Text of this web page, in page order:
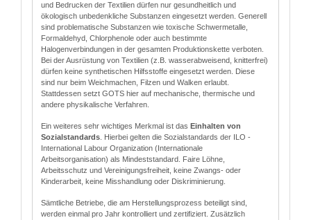
und Bedrucken der Textilien dürfen nur gesundheitlich und
ökologisch unbedenkliche Substanzen eingesetzt werden. Generell
sind problematische Substanzen wie toxische Schwermetalle,
Formaldehyd, Chlorphenole oder auch bestimmte
Halogenverbindungen in der gesamten Produktionskette verboten.
Bei der Ausrüstung von Textilien (z.B. wasserabweisend, knitterfrei)
dürfen keine synthetischen Hilfsstoffe eingesetzt werden. Diese
sind nur beim Weichmachen, Filzen und Walken erlaubt.
Stattdessen setzt GOTS hier auf mechanische, thermische und
andere physikalische Verfahren.
Ein weiteres sehr wichtiges Merkmal ist das Einhalten von
Sozialstandards . Hierbei gelten die Sozialstandards der ILO -
International Labour Organization (Internationale
Arbeitsorganisation) als Mindeststandard. Faire Löhne,
Arbeitsschutz und Vereinigungsfreiheit, keine Zwangs- oder
Kinderarbeit, keine Misshandlung oder Diskriminierung.
Sämtliche Betriebe, die am Herstellungsprozess beteiligt sind,
werden einmal pro Jahr kontrolliert und zertifiziert. Zusätzlich